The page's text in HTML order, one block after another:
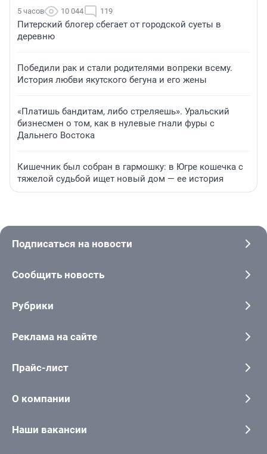
5 часов 10 044 119
Питерский блогер сбегает от городской суеты в
деревню
Победили рак и стали родителями вопреки всему.
История любви якутского бегуна и его жены
«Платишь бандитам, либо стреляешь». Уральский
бизнесмен о том, как в нулевые гнали фуры с
Дальнего Востока
Кишечник был собран в гармошку: в Югре кошечка с
тяжелой судьбой ищет новый дом — ее история
Подписаться на новости
Сообщить новость
Рубрики
Реклама на сайте
Прайс-лист
О компании
Наши вакансии